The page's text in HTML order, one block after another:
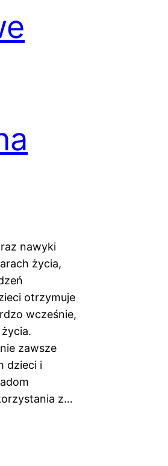
nawyki
życia,
otrzymuje
wcześnie,
zawsze
dzieci i
z…